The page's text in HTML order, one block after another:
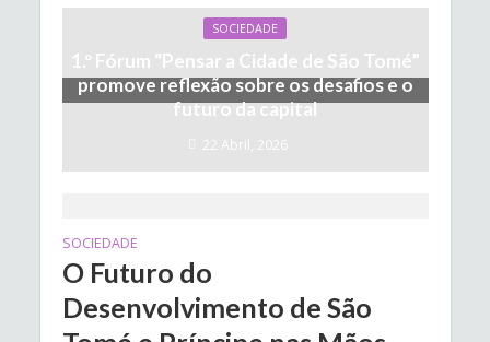
SOCIEDADE
1.º Fórum “Pensar a Cidade de São Tomé”
promove reflexão sobre os desafios e o
futuro da capital
22 Abril, 2026
SOCIEDADE
O Futuro do
Desenvolvimento de São